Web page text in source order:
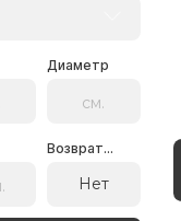
Диаметр
Возврат...
Нет